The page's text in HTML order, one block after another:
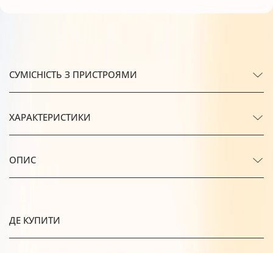
СУМІСНІСТЬ З ПРИСТРОЯМИ
ХАРАКТЕРИСТИКИ
ОПИС
ДЕ КУПИТИ